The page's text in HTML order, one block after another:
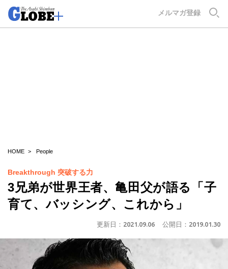
メルマガ登録
HOME People
Breakthrough 突破する力
3兄弟が世界王者、亀田父が語る「子
育て、バッシング、これから」
更新日： 2021.09.06 公開日： 2019.01.30